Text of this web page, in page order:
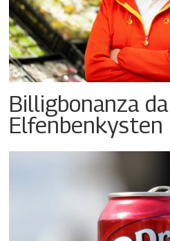
Billigbonanza
Elfenbenkysten